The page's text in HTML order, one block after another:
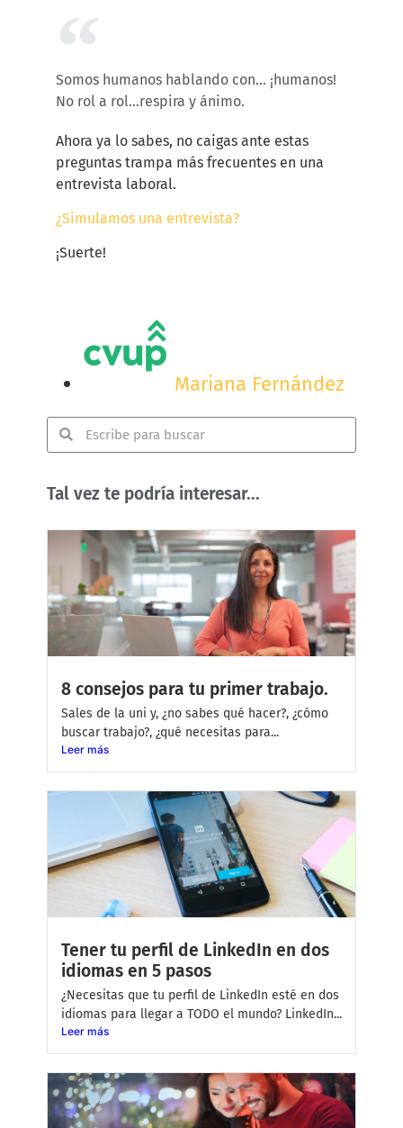
Somos humanos hablando con... ¡humanos!
No rol a rol…respira y ánimo.
Ahora ya lo sabes, no caigas ante estas
preguntas trampa más frecuentes en una
entrevista laboral.
¿Simulamos una entrevista?
¡Suerte!
Mariana Fernández
Tal vez te podría interesar...
8 consejos para tu primer trabajo.
Sales de la uni y, ¿no sabes qué hacer?, ¿cómo
buscar trabajo?, ¿qué necesitas para...
Leer más
Tener tu perfil de LinkedIn en dos
idiomas en 5 pasos
¿Necesitas que tu perfil de LinkedIn esté en dos
idiomas para llegar a TODO el mundo? LinkedIn...
Leer más